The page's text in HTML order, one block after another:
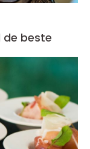
de beste